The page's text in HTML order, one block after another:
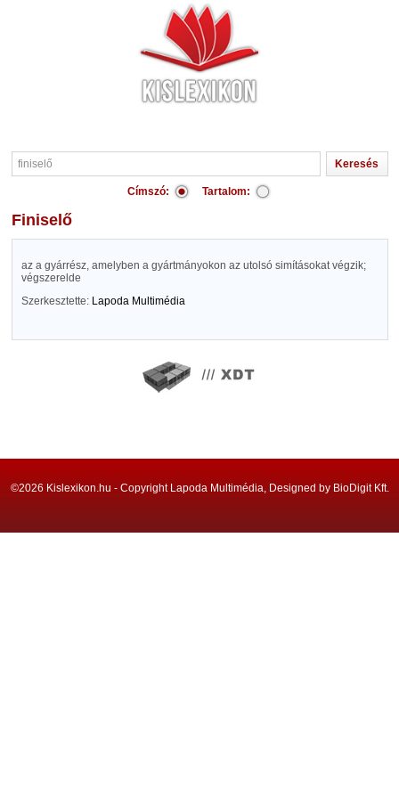
Címszó: Tartalom:
finiselő
az a gyárrész, amelyben a gyártmányokon az utolsó simításokat végzik;
végszerelde
Szerkesztette: Lapoda Multimédia
©2026 Kislexikon.hu - Copyright Lapoda Multimédia, Designed by BioDigit Kft.